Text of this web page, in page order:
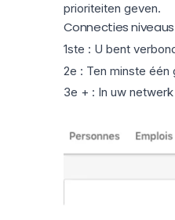
prioriteiten geven.
Connecties niveaus
1ste : U bent
2e : Ten minste
3e + : In uw